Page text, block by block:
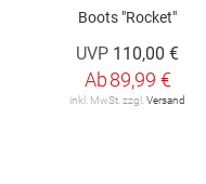
Boots "Rocket"
UVP 110,00 €
Ab89,99 €
inkl. MwSt. zzgl. Versand